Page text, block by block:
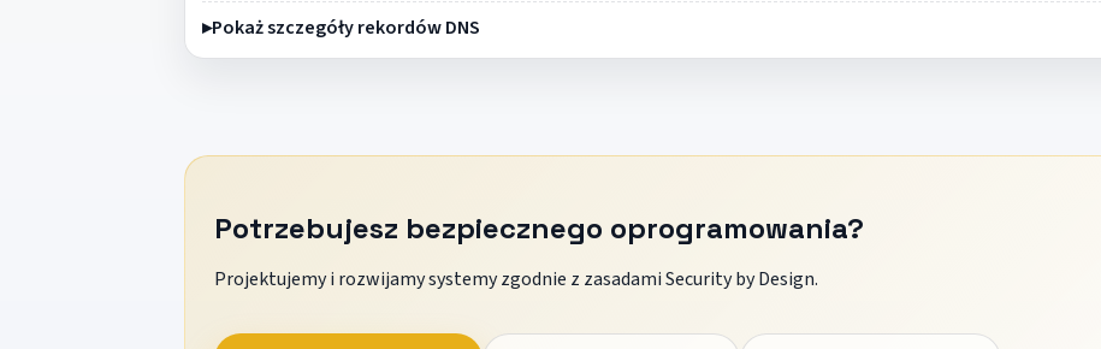
Pokaż szczegóły rekordów DNS
Potrzebujesz bezpiecznego oprogramowania?
Projektujemy i rozwijamy systemy zgodnie z zasadami Security by Design.